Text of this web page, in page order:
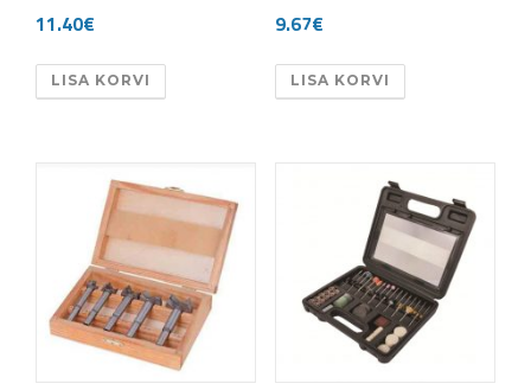
11.40€
LISA KORVI
9.67€
LISA KORVI